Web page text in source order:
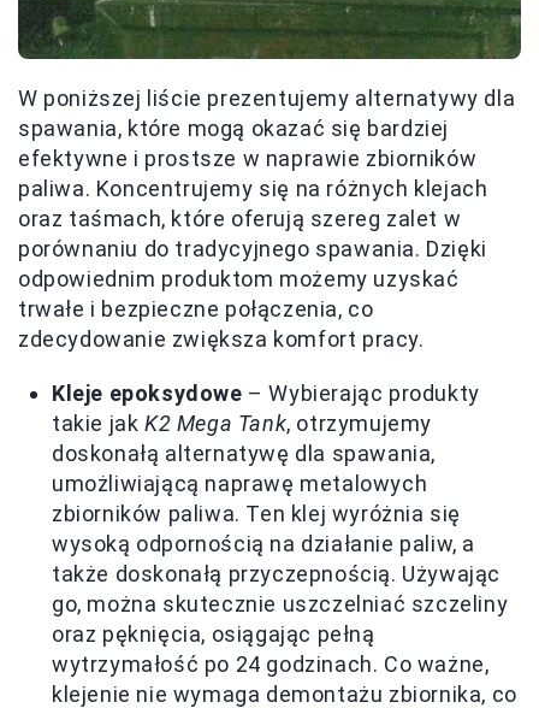
W poniższej liście prezentujemy alternatywy dla
spawania, które mogą okazać się bardziej
efektywne i prostsze w naprawie zbiorników
paliwa. Koncentrujemy się na różnych klejach
oraz taśmach, które oferują szereg zalet w
porównaniu do tradycyjnego spawania. Dzięki
odpowiednim produktom możemy uzyskać
trwałe i bezpieczne połączenia, co
zdecydowanie zwiększa komfort pracy.
Kleje epoksydowe – Wybierając produkty
takie jak K2 Mega Tank, otrzymujemy
doskonałą alternatywę dla spawania,
umożliwiającą naprawę metalowych
zbiorników paliwa. Ten klej wyróżnia się
wysoką odpornością na działanie paliw, a
także doskonałą przyczepnością. Używając
go, można skutecznie uszczelniać szczeliny
oraz pęknięcia, osiągając pełną
wytrzymałość po 24 godzinach. Co ważne,
klejenie nie wymaga demontażu zbiornika, co